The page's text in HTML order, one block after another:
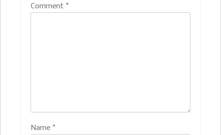
Comment*
Name*